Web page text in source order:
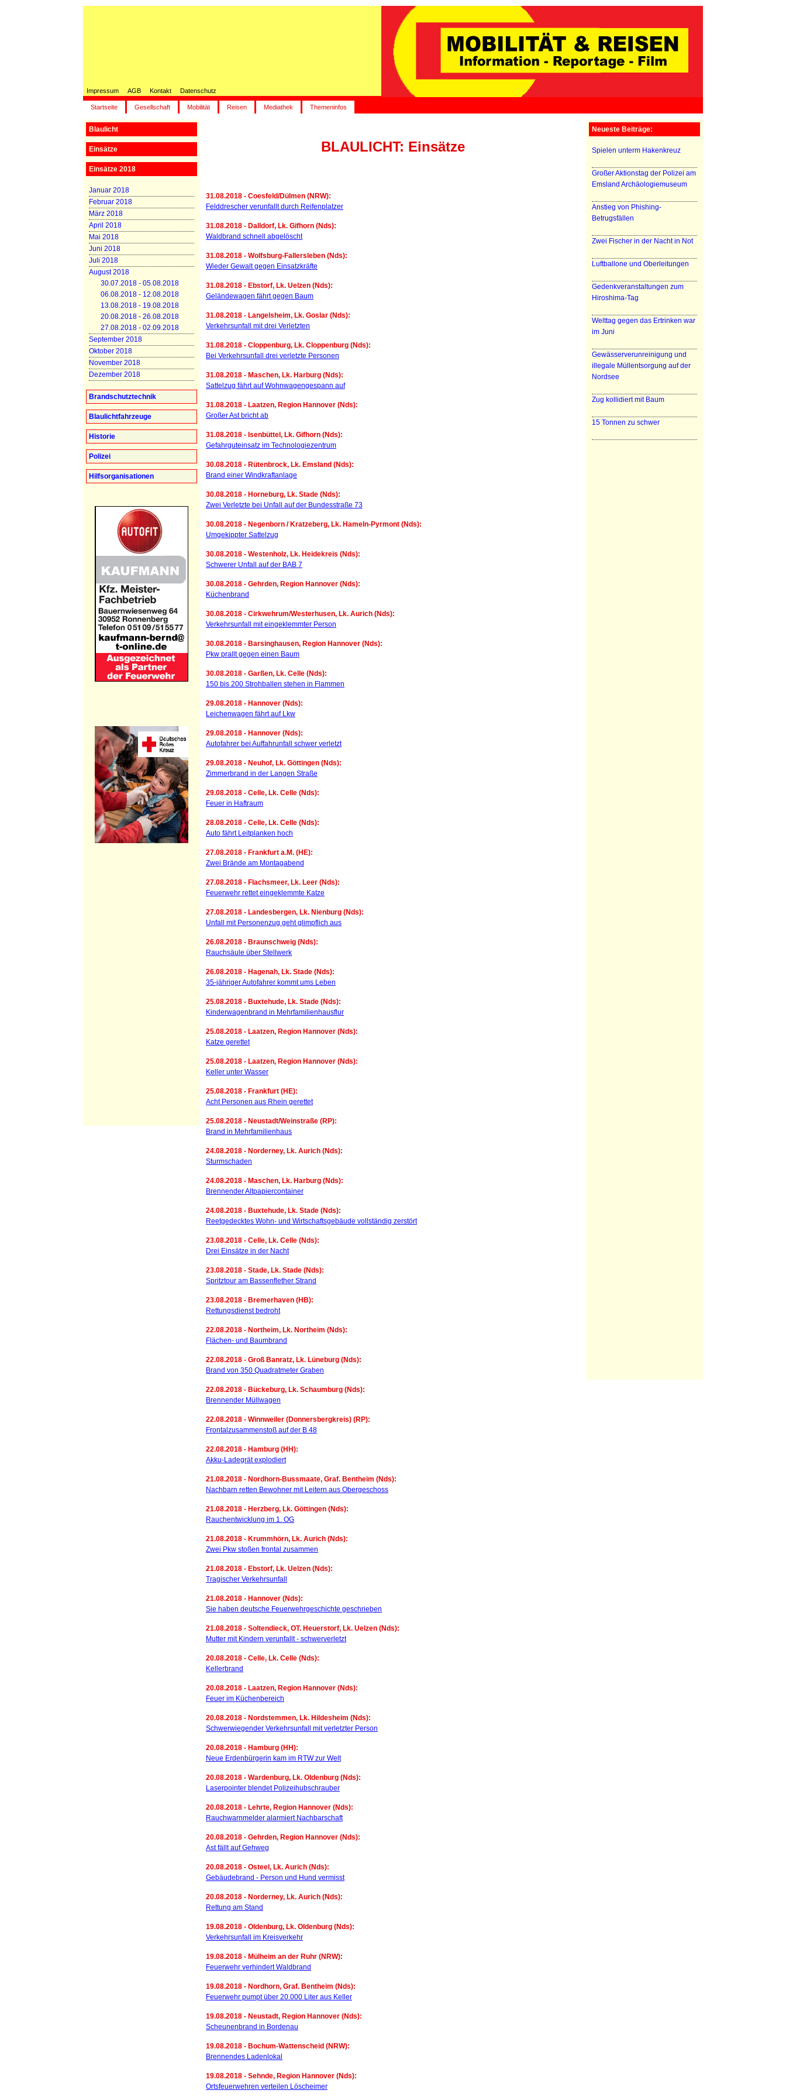
Impressum AGB Kontakt Datenschutz
Startseite Gesellschaft Mobilität Reisen Mediathek Themeninfos
Blaulicht
Einsätze
Einsätze 2018
Januar 2018
Februar 2018
März 2018
April 2018
Mai 2018
Juni 2018
Juli 2018
August 2018
30.07.2018 - 05.08.2018
06.08.2018 - 12.08.2018
13.08.2018 - 19.08.2018
20.08.2018 - 26.08.2018
27.08.2018 - 02.09.2018
September 2018
Oktober 2018
November 2018
Dezember 2018
Brandschutztechnik
Blaulichtfahrzeuge
Historie
Polizei
Hilfsorganisationen
Neueste Beiträge:
Spielen unterm Hakenkreuz
Großer Aktionstag der Polizei am
Emsland Archäologiemuseum
Anstieg von Phishing-
Betrugsfällen
Zwei Fischer in der Nacht in Not
Luftballone und Oberleitungen
Gedenkveranstaltungen zum
Hiroshima-Tag
Welttag gegen das Ertrinken war
im Juni
Gewässerverunreinigung und
illegale Müllentsorgung auf der
Nordsee
Zug kollidiert mit Baum
15 Tonnen zu schwer
BLAULICHT: Einsätze
31.08.2018 - Coesfeld/Dülmen (NRW):
Felddrescher verunfallt durch Reifenplatzer
31.08.2018 - Dalldorf, Lk. Gifhorn (Nds):
Waldbrand schnell abgelöscht
31.08.2018 - Wolfsburg-Fallersleben (Nds):
Wieder Gewalt gegen Einsatzkräfte
31.08.2018 - Ebstorf, Lk. Uelzen (Nds):
Geländewagen fährt gegen Baum
31.08.2018 - Langelsheim, Lk. Goslar (Nds):
Verkehrsunfall mit drei Verletzten
31.08.2018 - Cloppenburg, Lk. Cloppenburg (Nds):
Bei Verkehrsunfall drei verletzte Personen
31.08.2018 - Maschen, Lk. Harburg (Nds):
Sattelzug fährt auf Wohnwagengespann auf
31.08.2018 - Laatzen, Region Hannover (Nds):
Großer Ast bricht ab
31.08.2018 - Isenbüttel, Lk. Gifhorn (Nds):
Gefahrguteinsatz im Technologiezentrum
30.08.2018 - Rütenbrock, Lk. Emsland (Nds):
Brand einer Windkraftanlage
30.08.2018 - Horneburg, Lk. Stade (Nds):
Zwei Verletzte bei Unfall auf der Bundesstraße 73
30.08.2018 - Negenborn / Kratzeberg, Lk. Hameln-Pyrmont (Nds):
Umgekippter Sattelzug
30.08.2018 - Westenholz, Lk. Heidekreis (Nds):
Schwerer Unfall auf der BAB 7
30.08.2018 - Gehrden, Region Hannover (Nds):
Küchenbrand
30.08.2018 - Cirkwehrum/Westerhusen, Lk. Aurich (Nds):
Verkehrsunfall mit eingeklemmter Person
30.08.2018 - Barsinghausen, Region Hannover (Nds):
Pkw prallt gegen einen Baum
30.08.2018 - Garßen, Lk. Celle (Nds):
150 bis 200 Strohballen stehen in Flammen
29.08.2018 - Hannover (Nds):
Leichenwagen fährt auf Lkw
29.08.2018 - Hannover (Nds):
Autofahrer bei Auffahrunfall schwer verletzt
29.08.2018 - Neuhof, Lk. Göttingen (Nds):
Zimmerbrand in der Langen Straße
29.08.2018 - Celle, Lk. Celle (Nds):
Feuer in Haftraum
28.08.2018 - Celle, Lk. Celle (Nds):
Auto fährt Leitplanken hoch
27.08.2018 - Frankfurt a.M. (HE):
Zwei Brände am Montagabend
27.08.2018 - Flachsmeer, Lk. Leer (Nds):
Feuerwehr rettet eingeklemmte Katze
27.08.2018 - Landesbergen, Lk. Nienburg (Nds):
Unfall mit Personenzug geht glimpflich aus
26.08.2018 - Braunschweig (Nds):
Rauchsäule über Stellwerk
26.08.2018 - Hagenah, Lk. Stade (Nds):
35-jähriger Autofahrer kommt ums Leben
25.08.2018 - Buxtehude, Lk. Stade (Nds):
Kinderwagenbrand in Mehrfamilienhausflur
25.08.2018 - Laatzen, Region Hannover (Nds):
Katze gerettet
25.08.2018 - Laatzen, Region Hannover (Nds):
Keller unter Wasser
25.08.2018 - Frankfurt (HE):
Acht Personen aus Rhein gerettet
25.08.2018 - Neustadt/Weinstraße (RP):
Brand in Mehrfamilienhaus
24.08.2018 - Norderney, Lk. Aurich (Nds):
Sturmschaden
24.08.2018 - Maschen, Lk. Harburg (Nds):
Brennender Altpapiercontainer
24.08.2018 - Buxtehude, Lk. Stade (Nds):
Reetgedecktes Wohn- und Wirtschaftsgebäude vollständig zerstört
23.08.2018 - Celle, Lk. Celle (Nds):
Drei Einsätze in der Nacht
23.08.2018 - Stade, Lk. Stade (Nds):
Spritztour am Bassenflether Strand
23.08.2018 - Bremerhaven (HB):
Rettungsdienst bedroht
22.08.2018 - Northeim, Lk. Northeim (Nds):
Flächen- und Baumbrand
22.08.2018 - Groß Banratz, Lk. Lüneburg (Nds):
Brand von 350 Quadratmeter Graben
22.08.2018 - Bückeburg, Lk. Schaumburg (Nds):
Brennender Müllwagen
22.08.2018 - Winnweiler (Donnersbergkreis) (RP):
Frontalzusammenstoß auf der B 48
22.08.2018 - Hamburg (HH):
Akku-Ladegrät explodiert
21.08.2018 - Nordhorn-Bussmaate, Graf. Bentheim (Nds):
Nachbarn retten Bewohner mit Leitern aus Obergeschoss
21.08.2018 - Herzberg, Lk. Göttingen (Nds):
Rauchentwicklung im 1. OG
21.08.2018 - Krummhörn, Lk. Aurich (Nds):
Zwei Pkw stoßen frontal zusammen
21.08.2018 - Ebstorf, Lk. Uelzen (Nds):
Tragischer Verkehrsunfall
21.08.2018 - Hannover (Nds):
Sie haben deutsche Feuerwehrgeschichte geschrieben
21.08.2018 - Soltendieck, OT. Heuerstorf, Lk. Uelzen (Nds):
Mutter mit Kindern verunfallt - schwerverletzt
20.08.2018 - Celle, Lk. Celle (Nds):
Kellerbrand
20.08.2018 - Laatzen, Region Hannover (Nds):
Feuer im Küchenbereich
20.08.2018 - Nordstemmen, Lk. Hildesheim (Nds):
Schwerwiegender Verkehrsunfall mit verletzter Person
20.08.2018 - Hamburg (HH):
Neue Erdenbürgerin kam im RTW zur Welt
20.08.2018 - Wardenburg, Lk. Oldenburg (Nds):
Laserpointer blendet Polizeihubschrauber
20.08.2018 - Lehrte, Region Hannover (Nds):
Rauchwarnmelder alarmiert Nachbarschaft
20.08.2018 - Gehrden, Region Hannover (Nds):
Ast fällt auf Gehweg
20.08.2018 - Osteel, Lk. Aurich (Nds):
Gebäudebrand - Person und Hund vermisst
20.08.2018 - Norderney, Lk. Aurich (Nds):
Rettung am Stand
19.08.2018 - Oldenburg, Lk. Oldenburg (Nds):
Verkehrsunfall im Kreisverkehr
19.08.2018 - Mülheim an der Ruhr (NRW):
Feuerwehr verhindert Waldbrand
19.08.2018 - Nordhorn, Graf. Bentheim (Nds):
Feuerwehr pumpt über 20.000 Liter aus Keller
19.08.2018 - Neustadt, Region Hannover (Nds):
Scheunenbrand in Bordenau
19.08.2018 - Bochum-Wattenscheid (NRW):
Brennendes Ladenlokal
19.08.2018 - Sehnde, Region Hannover (Nds):
Ortsfeuerwehren verteilen Löscheimer